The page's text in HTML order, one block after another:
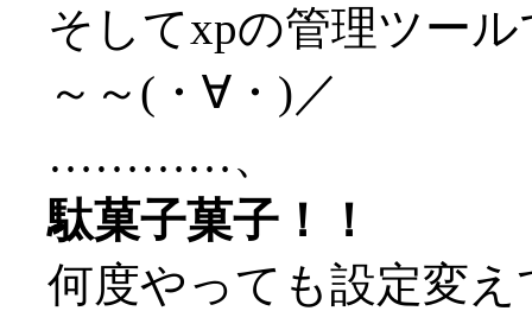
そしてxpの管理ツー
～～(・∀・)／
…………、
駄菓子菓子！！
何度やっても設定変